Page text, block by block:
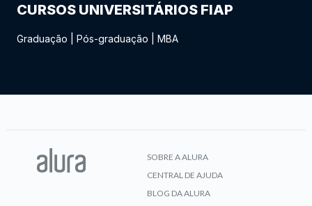
CURSOS UNIVERSITÁRIOS FIAP
Graduação Pós-graduação MBA
SOBRE A ALURA
CENTRAL DE AJUDA
BLOG DA ALURA